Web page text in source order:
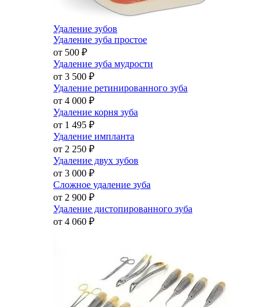
Удаление зубов
Удаление зуба простое
от 500 ₽
Удаление зуба мудрости
от 3 500 ₽
Удаление ретинированного зуба
от 4 000 ₽
Удаление корня зуба
от 1 495 ₽
Удаление импланта
от 2 250 ₽
Удаление двух зубов
от 3 000 ₽
Сложное удаление зуба
от 2 900 ₽
Удаление дистопированного зуба
от 4 060 ₽